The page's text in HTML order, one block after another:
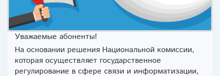
Уважаемые абоненты!
На основании решения Национальной комиссии,
которая осуществляет государственное
регулирование в сфере связи и информатизации,